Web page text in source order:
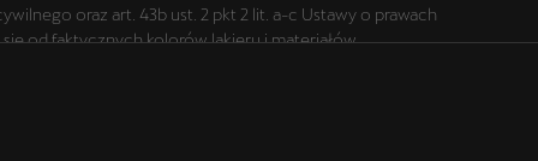
oraz art. 43b ust. 2 pkt 2 lit. a-c Ustawy o prawach
od faktycznych kolorów lakieru i materiałów.
się od specyfikacji przewidzianej na rynek polski.
pojazdu następują w umowie sprzedaży, a określenie